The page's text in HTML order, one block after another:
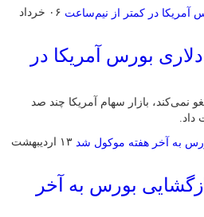
۰۶ خرداد
دلاری بورس آمریکا در
نمی‌کند، بازار سهام آمریکا چند صد
۱۳ اردیبهشت
بورس به آخر